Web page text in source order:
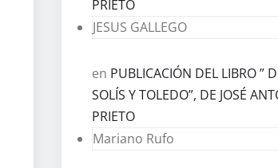
PRIETO
JESUS GALLEGO
en PUBLICACIÓN DEL LIBRO ”
SOLÍS Y TOLEDO”, DE JOSÉ
PRIETO
Mariano Rufo